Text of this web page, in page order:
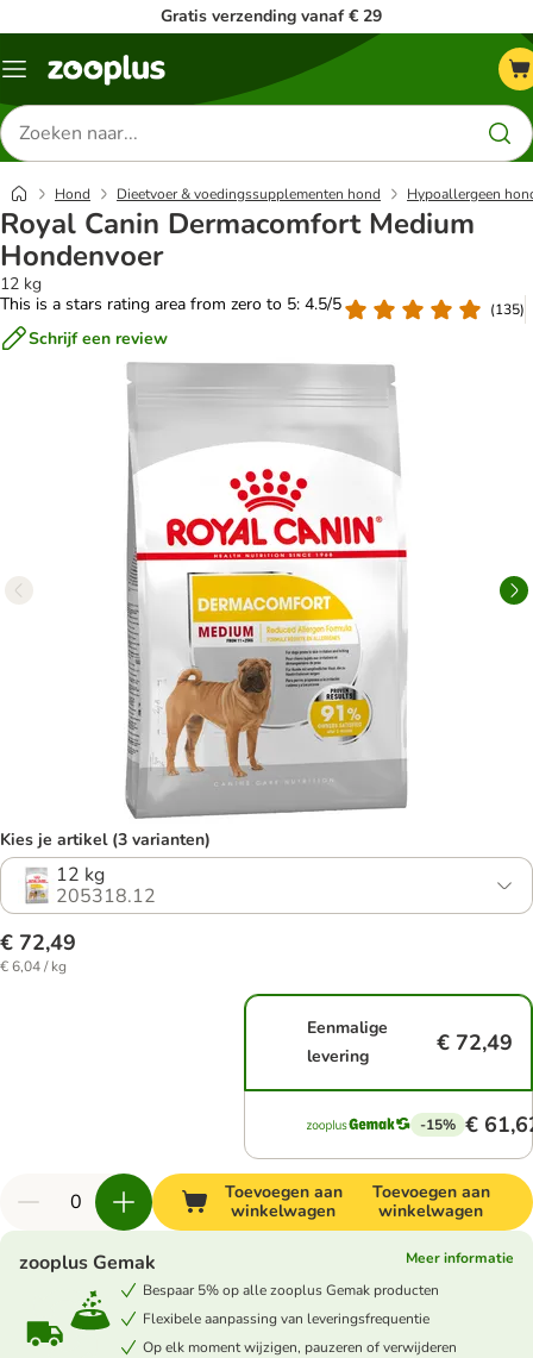
Gratis verzending vanaf € 29
Menu
Zoeken
naar
producten
Hond Dieetvoer & voedingssupplementen hond Hypoallergeen
Royal Canin Dermacomfort Medium
Hondenvoer
12 kg
This is a stars rating area from zero to 5: 4.5/5
(135)
Schrijf een review
Kies je artikel (3 varianten)
12 kg
205318.12
€ 72,49
€ 6,04 / kg
Eenmalige
levering
€ 72,49
-15% €
Toevoegen aan
winkelwagen
Toevoegen aan
winkelwagen
zooplus Gemak
Meer informatie
Bespaar 5% op alle zooplus Gemak producten
Flexibele aanpassing van leveringsfrequentie
Op elk moment wijzigen, pauzeren of verwijderen